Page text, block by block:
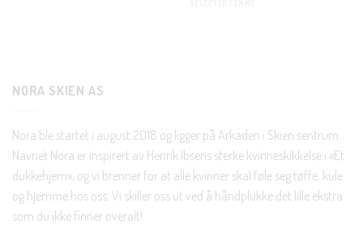
NORA SKIEN AS
Nora ble startet i august 2018 og ligger på Arkaden i Skien sentrum.
Navnet Nora er inspirert av Henrik Ibsens sterke kvinneskikkelse i «Et
dukkehjem», og vi brenner for at alle kvinner skal føle seg tøffe, kule
og hjemme hos oss. Vi skiller oss ut ved å håndplukke det lille ekstra
som du ikke finner overalt!Nei takk, Jeg er ikke interessert